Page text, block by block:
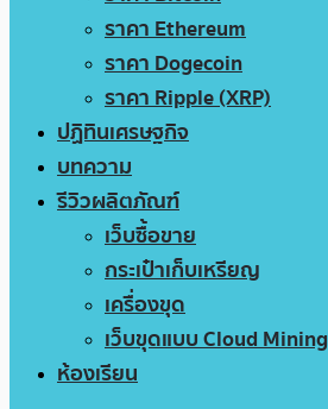
ราคา Ethereum
ราคา Dogecoin
ราคา Ripple (XRP)
ปฏิทินเศรษฐกิจ
บทความ
รีวิวผลิตภัณฑ์
เว็บซื้อขาย
กระเป๋าเก็บเหรียญ
เครื่องขุด
เว็บขุดแบบ Cloud Mining
ห้องเรียน